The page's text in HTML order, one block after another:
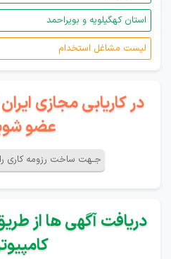
استان کهگیلویه و بویراحمد
لیست مشاغل استخدام
در کاریابی مجازی
عضو
جـهت ساخت رزومه کاری
دریافت آگهی ها از